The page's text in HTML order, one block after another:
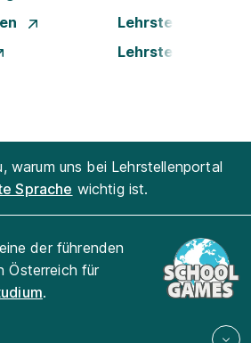
Lehrstellen Steyr
Lehrstellen
warum uns bei Lehrstellenportal
Sprache wichtig ist.
der führenden
Österreich für
.